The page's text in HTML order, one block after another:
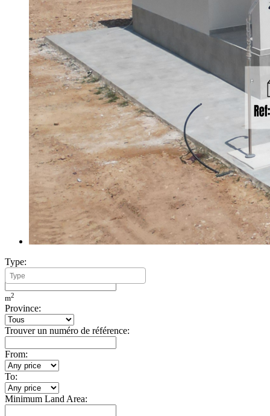
Type:
Minimum Build Area:
m2
Province:
Trouver un numéro de référence:
From:
To:
Minimum Land Area: